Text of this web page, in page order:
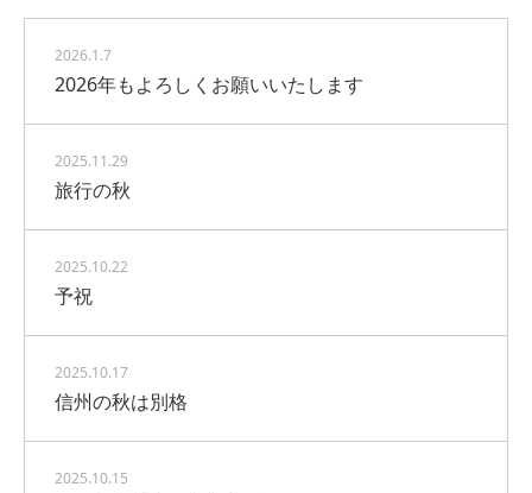
2026.1.7
2026年もよろしくお願いいたします
2025.11.29
旅行の秋
2025.10.22
予祝
2025.10.17
信州の秋は別格
2025.10.15